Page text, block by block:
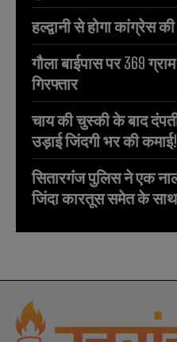
हल्द्वानी से होगा कांग्रेस
गौला बाईपास पर 369
गिरफ्तार
चाय की चुस्की के बाद
उड़ाई जिंदगी भर की कमाई!
सितारगंज पुलिस ने एक
जिंदा कारतूस समेत के साथ